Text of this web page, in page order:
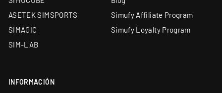
showroom en Barcelona
Soporte técnico especializado y garantía oficial en
todos los productos
Financiación a medida: leasing y renting
ASETEK SIMSPORTS
SIMAGIC
SIM-LAB
Simufy Affiliate Program
Simufy Loyalty Program
INFORMACIÓN